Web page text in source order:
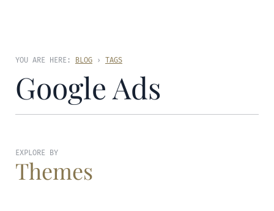
YOU ARE HERE: BLOG › TAGS
Google Ads
EXPLORE BY
Themes